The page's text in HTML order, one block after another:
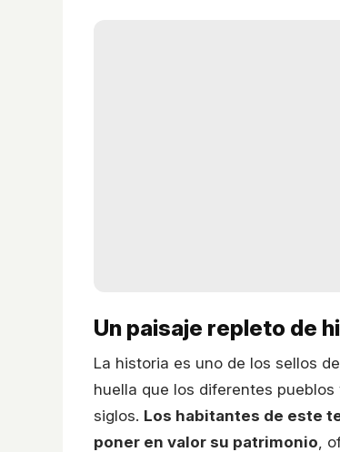
Un paisaje repleto de
La historia es uno de los sellos
huella que los diferentes
siglos. Los habitantes de este
poner en valor su patrimonio ,